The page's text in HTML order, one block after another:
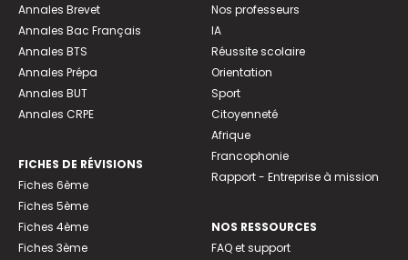
Annales Brevet
Annales Bac Français
Annales BTS
Annales Prépa
Annales BUT
Annales CRPE
FICHES DE RÉVISIONS
Fiches 6ème
Fiches 5ème
Fiches 4ème
Fiches 3ème
Nos professeurs
IA
Réussite scolaire
Orientation
Sport
Citoyenneté
Afrique
Francophonie
Rapport - Entreprise à mission
NOS RESSOURCES
FAQ et support